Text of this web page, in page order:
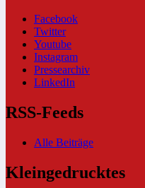
Facebook
Twitter
Youtube
Instagram
Pressearchiv
LinkedIn
RSS-Feeds
Alle Beiträge
Kleingedrucktes